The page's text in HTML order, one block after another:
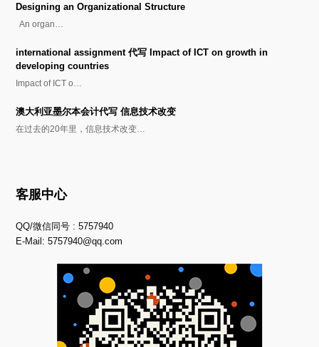
Designing an Organizational Structure
An organ…
international assignment 代写 Impact of ICT on growth in
developing countries
Impact of ICT o…
澳大利亚墨尔本会计代写 信息技术改变
在过去的20年里，信息技术改变…
客服中心
QQ/微信同号 : 5757940
E-Mail:5757940@qq.com